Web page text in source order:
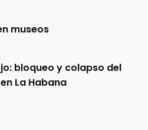
museos
bloqueo y colapso del
La Habana